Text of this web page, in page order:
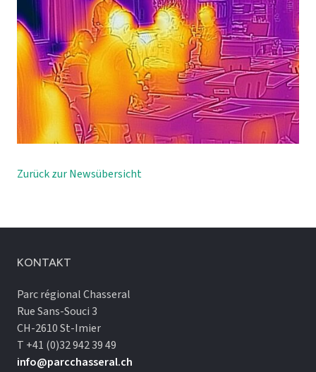
Zurück zur Newsübersicht
KONTAKT
Parc régional Chasseral
Rue Sans-Souci 3
CH-2610 St-Imier
T +41 (0)32 942 39 49
info@parcchasseral.ch